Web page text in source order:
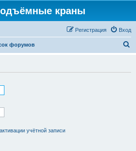
краны
Вход
Регистрация
форумов
учётной записи